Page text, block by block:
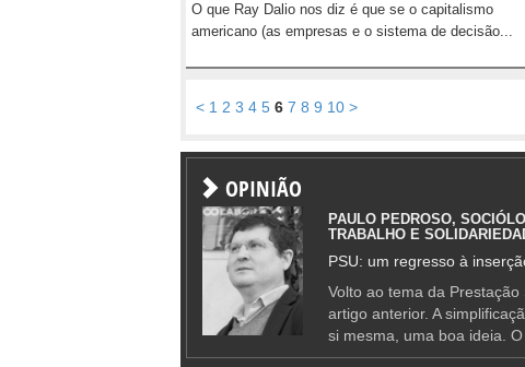
O que Ray Dalio nos diz é que se o capitalismo
americano (as empresas e o sistema de decisão...
< 1 2 3 4 5 6 7 8 9 10 >
OPINIÃO
PAULO PEDROSO,
TRABALHO E
PSU: um regresso à
Volto ao tema da
artigo anterior. A
si mesma, uma boa ideia.